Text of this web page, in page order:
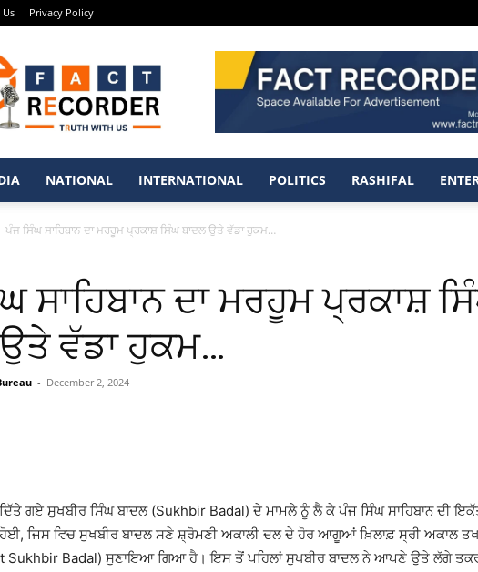
Privacy Policy
Recorder
–
Punjabi
News
Portal
NATIONAL INTERNATIONAL POLITICS RASHIFAL
ਪੰਜ ਸਿੰਘ ਸਾਹਿਬਾਨ ਦਾ ਮਰਹੂਮ ਪ੍ਰਕਾਸ਼ ਸਿੰਘ ਬਾਦਲ ਉਤੇ ਵੱਡਾ ਹੁਕਮ…
ਸਾਹਿਬਾਨ ਦਾ ਮਰਹੂਮ ਪ੍ਰਕਾਸ਼
ਵੱਡਾ ਹੁਕਮ…
- December 2, 2024
ਗਏ ਸੁਖਬੀਰ ਸਿੰਘ ਬਾਦਲ (Sukhbir Badal) ਦੇ ਮਾਮਲੇ ਨੂੰ ਲੈ ਕੇ ਪੰਜ ਸਿੰਘ ਸਾਹਿਬਾਨ ਦੀ
ਜਿਸ ਵਿਚ ਸੁਖਬੀਰ ਬਾਦਲ ਸਣੇ ਸ਼੍ਰੋਮਣੀ ਅਕਾਲੀ ਦਲ ਦੇ ਹੋਰ ਆਗੂਆਂ ਖ਼ਿਲਾਫ਼ ਸ੍ਰੀ ਅਕਾਲ
Sukhbir Badal) ਸੁਣਾਇਆ ਗਿਆ ਹੈ। ਇਸ ਤੋਂ ਪਹਿਲਾਂ ਸੁਖਬੀਰ ਬਾਦਲ ਨੇ ਆਪਣੇ ਉਤੇ ਲੱਗੇ